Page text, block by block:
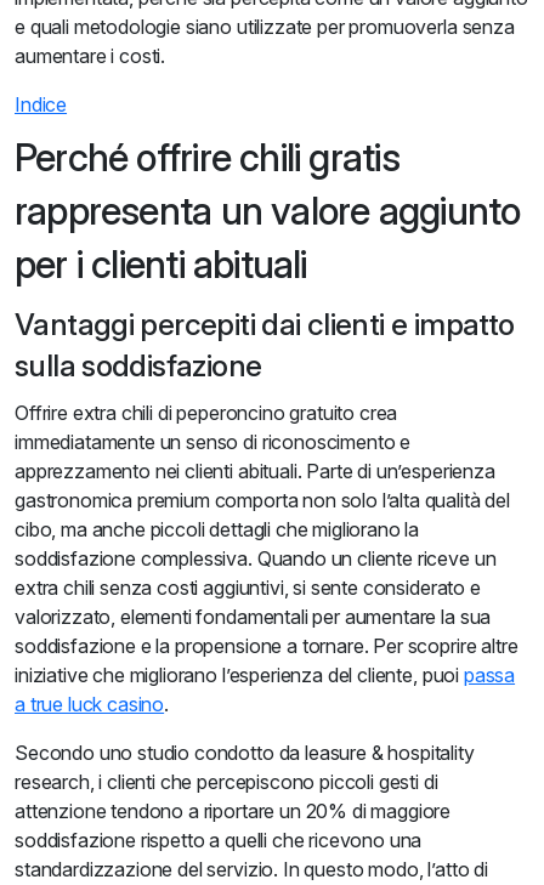
e quali metodologie siano utilizzate per promuoverla senza
aumentare i costi.
Indice
Perché offrire chili gratis
rappresenta un valore aggiunto
per i clienti abituali
Vantaggi percepiti dai clienti e impatto
sulla soddisfazione
Offrire extra chili di peperoncino gratuito crea
immediatamente un senso di riconoscimento e
apprezzamento nei clienti abituali. Parte di un’esperienza
gastronomica premium comporta non solo l’alta qualità del
cibo, ma anche piccoli dettagli che migliorano la
soddisfazione complessiva. Quando un cliente riceve un
extra chili senza costi aggiuntivi, si sente considerato e
valorizzato, elementi fondamentali per aumentare la sua
soddisfazione e la propensione a tornare. Per scoprire altre
iniziative che migliorano l’esperienza del cliente, puoi passa
a true luck casino.
Secondo uno studio condotto da leasure & hospitality
research, i clienti che percepiscono piccoli gesti di
attenzione tendono a riportare un 20% di maggiore
soddisfazione rispetto a quelli che ricevono una
standardizzazione del servizio. In questo modo, l’atto di